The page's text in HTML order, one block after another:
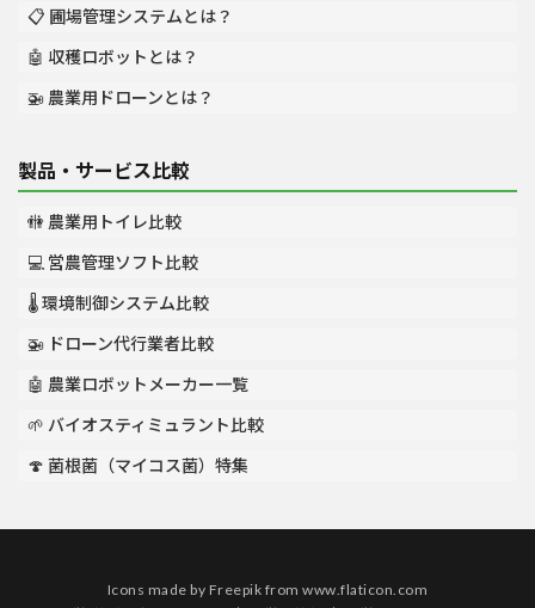
📋 圃場管理システムとは？
🤖 収穫ロボットとは？
🚁 農業用ドローンとは？
製品・サービス比較
🚻 農業用トイレ比較
💻 営農管理ソフト比較
🌡️ 環境制御システム比較
🚁 ドローン代行業者比較
🤖 農業ロボットメーカー一覧
🌱 バイオスティミュラント比較
🍄 菌根菌（マイコス菌）特集
Icons made by Freepik fromwww.flaticon.com